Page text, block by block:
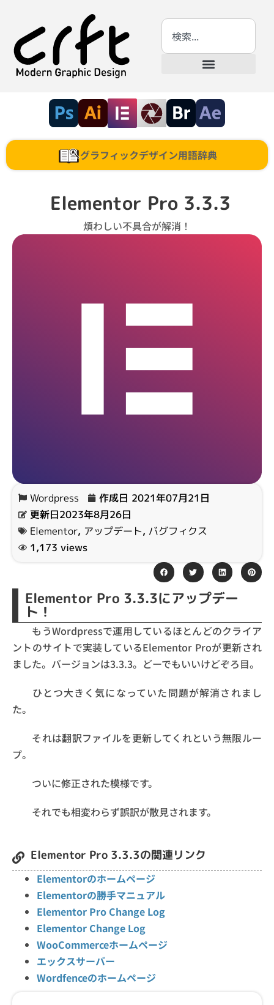
グラフィックデザイン用語辞典
Elementor Pro 3.3.3
煩わしい不具合が解消！
Wordpress 作成日 2021年07月21日
更新日2023年8月26日
Elementor, アップデート, バグフィクス
1,173 views
Elementor Pro 3.3.3にアップデー
ト！
もうWordpressで運用しているほとんどのクライア
ントのサイトで実装しているElementor Proが更新され
ました。バージョンは3.3.3。どーでもいいけどぞろ目。
ひとつ大きく気になっていた問題が解消されまし
た。
それは翻訳ファイルを更新してくれという無限ルー
プ。
ついに修正された模様です。
それでも相変わらず誤訳が散見されます。
Elementor Pro 3.3.3の関連リンク
Elementorのホームページ
Elementorの勝手マニュアル
Elementor Pro Change Log
Elementor Change Log
WooCommerceホームページ
エックスサーバー
Wordfenceのホームページ